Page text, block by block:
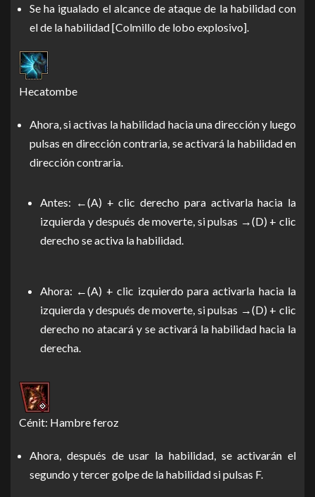
Se ha igualado el alcance de ataque de la habilidad con
el de la habilidad [Colmillo de lobo explosivo].
Hecatombe
Ahora, si activas la habilidad hacia una dirección y luego
pulsas en dirección contraria, se activará la habilidad en
dirección contraria.
Antes: ←(A) + clic derecho para activarla hacia la
izquierda y después de moverte, si pulsas →(D) + clic
derecho se activa la habilidad.
Ahora: ←(A) + clic izquierdo para activarla hacia la
izquierda y después de moverte, si pulsas →(D) + clic
derecho no atacará y se activará la habilidad hacia la
derecha.
Cénit: Hambre feroz
Ahora, después de usar la habilidad, se activarán el
segundo y tercer golpe de la habilidad si pulsas F.